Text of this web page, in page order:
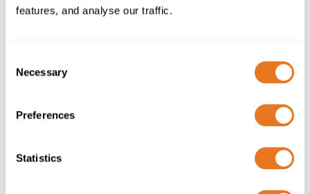
features, and analyse our traffic.
Selection
Necessary
Preferences
Statistics
Andere Normen